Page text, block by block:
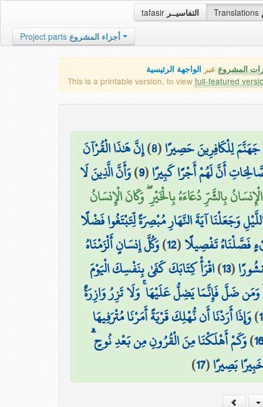
tafasir التفاسيــر Translations
Project parts أجزاء المشروع
المشروع عبر الواجهة الرئيسية
This is a printable version, to view full-featured
لِلْكَافِرِينَ حَصِيرًا(
8
)إِنَّ هَٰذَا الْقُرْآنَ
أَنَّ لَهُمْ أَجْرًا كَبِيرًا(
9
)وَأَنَّ الَّذِينَ لَا
بِالشَّرِّ دُعَاءَهُ بِالْخَيْرِ ۖ وَكَانَ الْإِنسَانُ
وَجَعَلْنَا آيَةَ النَّهَارِ مُبْصِرَةً لِّتَبْتَغُوا فَضْلًا
فَصَّلْنَاهُ تَفْصِيلًا(
12
)وَكُلَّ إِنسَانٍ أَلْزَمْنَاهُ
(
13
)اقْرَأْ كِتَابَكَ كَفَىٰ بِنَفْسِكَ الْيَوْمَ
ضَلَّ فَإِنَّمَا يَضِلُّ عَلَيْهَا ۚ وَلَا تَزِرُ وَازِرَةٌ
)وَإِذَا أَرَدْنَا أَن نُّهْلِكَ قَرْيَةً أَمَرْنَا مُتْرَفِيهَا
16
)وَكَمْ أَهْلَكْنَا مِنَ الْقُرُونِ مِن بَعْدِ نُوحٍ ۗ
بَصِيرًا(
17
)